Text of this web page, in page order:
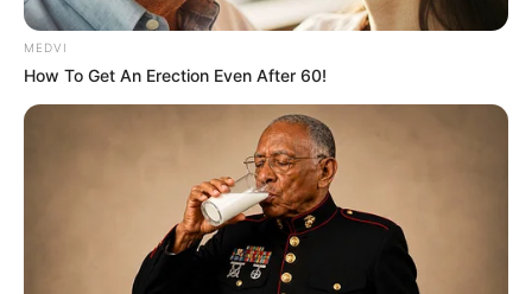
To Steamy To Stream? Not For The Bridgertons! 9
Must-See Scenes
BRAINBERRIES
MEDVI
How To Get An Erection Even After 60!